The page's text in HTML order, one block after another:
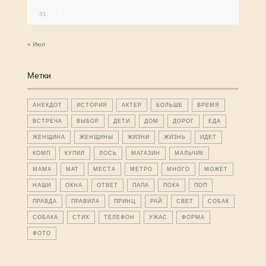
31
« Июл
Метки
АНЕКДОТ ИСТОРИЯ АКТЕР БОЛЬШЕ ВРЕМЯ
ВСТРЕЧА ВЫБОР ДЕТИ ДОМ ДОРОГ ЕДА
ЖЕНЩИНА ЖЕНЩИНЫ ЖИЗНИ ЖИЗНЬ ИДЕТ
КОМП КУПИЛ ЛОСЬ МАГАЗИН МАЛЬЧИК
МАМА МАТ МЕСТА МЕТРО МНОГО МОЖЕТ
НАШИ ОКНА ОТВЕТ ПАПА ПОКА ПОП
ПРАВДА ПРАВИЛА ПРИНЦ РАЙ СВЕТ СОБАК
СОБАКА СТИХ ТЕЛЕФОН УЖАС ФОРМА
ФОТО